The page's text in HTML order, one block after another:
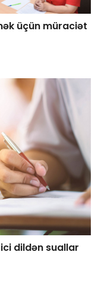
üçün müraciət
dildən suallar